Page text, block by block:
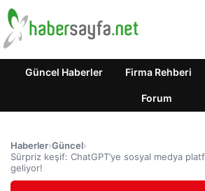
Güncel Haberler Firma Rehberi
Forum
Haberler›Güncel›
Sürpriz keşif: ChatGPT’ye sosyal medya
geliyor!